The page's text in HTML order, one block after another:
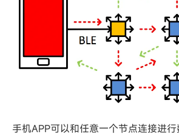
手机APP可以和任意一个节点连接进